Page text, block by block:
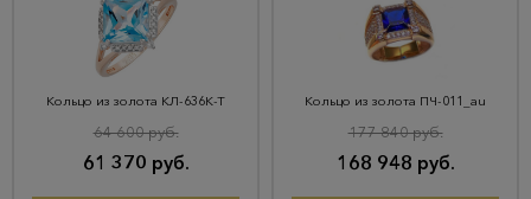
Кольцо из золота КЛ-636К-Т
61 370 руб.
64 600 руб.
Кольцо из золота ПЧ-011_au
168 948 руб.
177 840 руб.